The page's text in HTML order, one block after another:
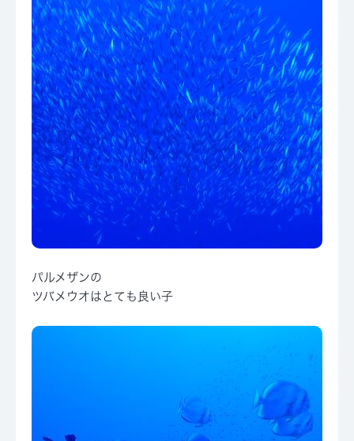
パルメザンの
ツバメウオはとても良い子